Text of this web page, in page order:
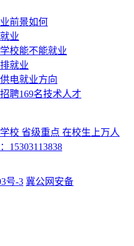
前景如何
业
校能不能就业
就业
电就业方向
聘169名技术人才
校 省级重点 在校生上万人
15303113838
号-3 冀公网安备